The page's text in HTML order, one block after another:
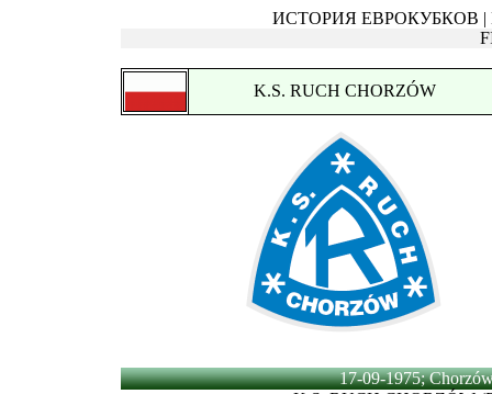
ИСТОРИЯ ЕВРОКУБКОВ |
K.S. RUCH CHORZÓW
17-09-1975;